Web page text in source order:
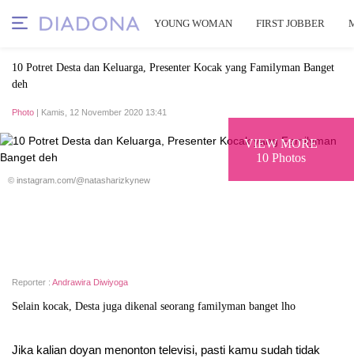
YOUNG WOMAN FIRST JOBBER
10 Potret Desta dan Keluarga, Presenter Kocak yang Familyman Banget
deh
Photo | Kamis, 12 November 2020 13:41
VIEW MORE
10 Photos
© instagram.com/@natasharizkynew
Reporter : Andrawira Diwiyoga
Selain kocak, Desta juga dikenal seorang familyman banget lho
Jika kalian doyan menonton televisi, pasti kamu sudah tidak